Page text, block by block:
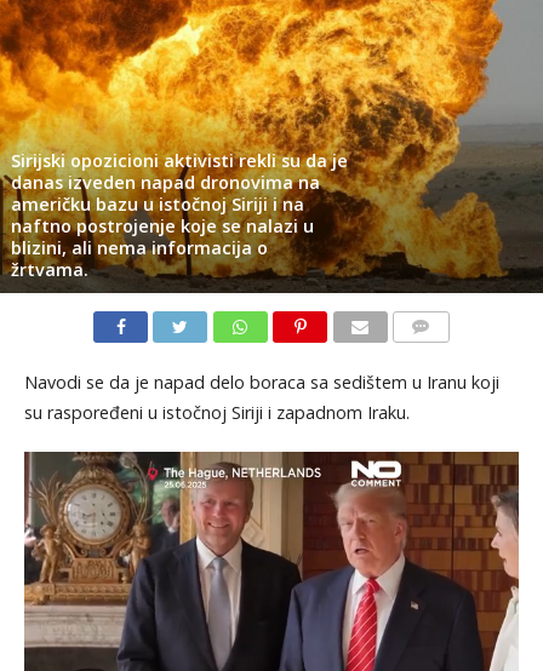
Sirijski opozicioni aktivisti rekli su da je
danas izveden napad dronovima na
američku bazu u istočnoj Siriji i na
naftno postrojenje koje se nalazi u
blizini, ali nema informacija o
žrtvama.
Navodi se da je napad delo boraca sa sedištem u Iranu koji
su raspoređeni u istočnoj Siriji i zapadnom Iraku.